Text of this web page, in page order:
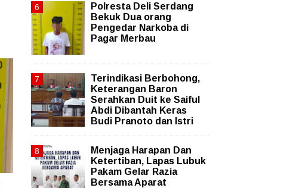
Polresta Deli Serdang
Bekuk Dua orang
Pengedar Narkoba di
Pagar Merbau
Terindikasi Berbohong,
Keterangan Baron
Serahkan Duit ke Saiful
Abdi Dibantah Keras
Budi Pranoto dan Istri
Menjaga Harapan Dan
Ketertiban, Lapas Lubuk
Pakam Gelar Razia
Bersama Aparat